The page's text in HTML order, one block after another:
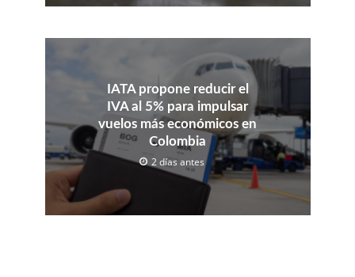
IATA propone reducir el
IVA al 5% para impulsar
vuelos más económicos en
Colombia
2 días antes